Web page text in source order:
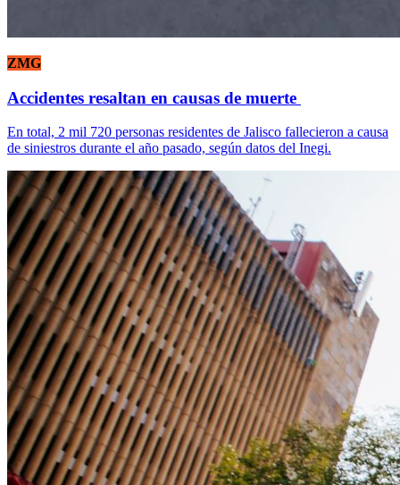
ZMG
Accidentes resaltan en causas de muerte
En total, 2 mil 720 personas residentes de Jalisco fallecieron a causa
de siniestros durante el año pasado, según datos del Inegi.